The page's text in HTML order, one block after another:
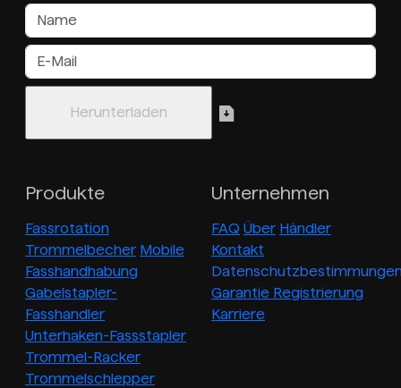
Produkte
Fassrotation
Trommelbecher Mobile
Fasshandhabung
Gabelstapler-
Fasshandler
Unterhaken-Fassstapler
Trommel-Racker
Trommelschlepper
Unternehmen
FAQ Über Händler
Kontakt
Garantie Registrierung
Karriere